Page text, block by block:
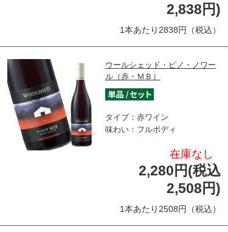
2,838円)
1本あたり2838円（税込）
ウールシェッド・ピノ・ノワー
ル（赤・ＭＢ）
タイプ：赤ワイン
味わい：フルボディ
在庫なし
2,280円(税込
2,508円)
1本あたり2508円（税込）